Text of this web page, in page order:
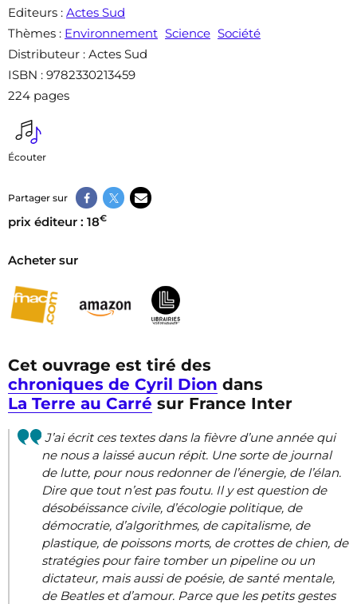
Editeurs : Actes Sud
Thèmes : Environnement Science Société
Distributeur : Actes Sud
ISBN : 9782330213459
224 pages
Écouter
Partager sur
prix éditeur : 18€
Acheter sur
Cet ouvrage est tiré des
chroniques de Cyril Dion dans
La Terre au Carré sur France Inter
J’ai écrit ces textes dans la fièvre d’une année qui
ne nous a laissé aucun répit. Une sorte de journal
de lutte, pour nous redonner de l’énergie, de l’élan.
Dire que tout n’est pas foutu. Il y est question de
désobéissance civile, d’écologie politique, de
démocratie, d’algorithmes, de capitalisme, de
plastique, de poissons morts, de crottes de chien, de
stratégies pour faire tomber un pipeline ou un
dictateur, mais aussi de poésie, de santé mentale,
de Beatles et d’amour. Parce que les petits gestes